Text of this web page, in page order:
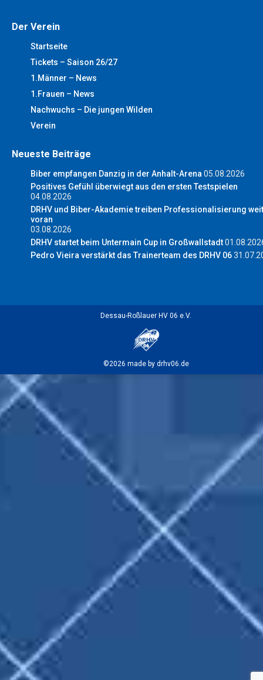
Der Verein
Startseite
Tickets – Saison 26/27
1.Männer – News
1.Frauen – News
Nachwuchs – Die jungen Wilden
Verein
Neueste Beiträge
Biber empfangen Danzig in der Anhalt-Arena 05.08.2026
Positives Gefühl überwiegt aus den ersten Testspielen
04.08.2026
DRHV und Biber-Akademie treiben Professionalisierung
voran
03.08.2026
DRHV startet beim Untermain Cup in Großwallstadt
Pedro Vieira verstärkt das Trainerteam des DRHV 06
Dessau-Roßlauer HV 06 e.V.
©2026 made by drhv06.de